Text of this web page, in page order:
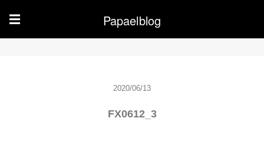
☰ Papaelblog
2020/06/13
FX0612_3